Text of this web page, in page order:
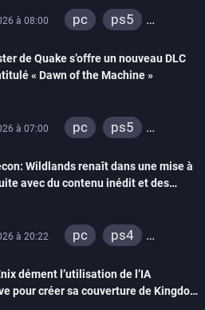
à 08:00 pc
ps5
de Quake s’offre un nouveau DLC
« Dawn of the Machine »
à 07:00 pc
ps5
switch
ps4
xbox one
Wildlands renaît dans une mise à
avec du contenu inédit et des
à 20:22 pc
ps4
dément l’utilisation de l’IA
pour créer sa couverture de Kingdom